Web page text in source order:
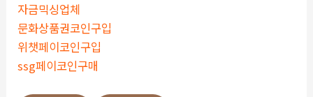
자금믹싱업체
문화상품권코인구입
위챗페이코인구입
ssg페이코인구매